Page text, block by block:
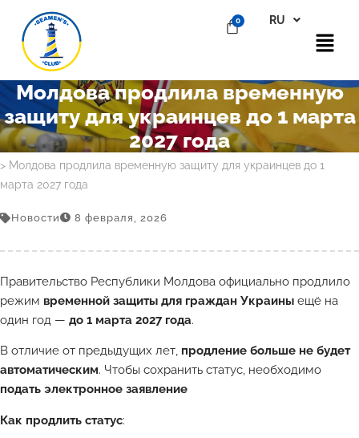
RU
EN
Молдова продлила временную
защиту для украинцев до 1 марта
2027 года
Главная>Блог
Новости
> Молдова продлила временную защиту для украинцев до 1
марта 2027 года
Новости 8 февраля, 2026
Правительство Республики Молдова официально продлило
режим временной защиты для граждан Украины ещё на
один год — до 1 марта 2027 года.
В отличие от предыдущих лет, продление больше не будет
автоматическим. Чтобы сохранить статус, необходимо
подать электронное заявление
Как продлить статус: